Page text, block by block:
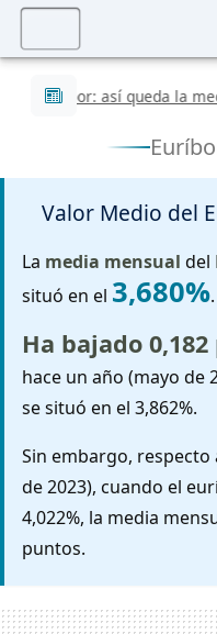
Últimas noticias
Euríbor: así queda la
Valor Medio del
La media mensual del
situó en el 3,680%.
Ha bajado
hace un año (mayo de
se situó en el 3,862%.
Sin embargo, respecto
de 2023), cuando el
4,022%, la media
puntos.